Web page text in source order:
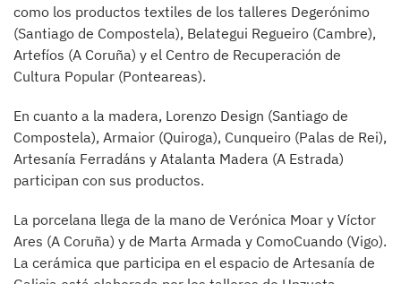
como los productos textiles de los talleres Degerónimo
(Santiago de Compostela), Belategui Regueiro (Cambre),
Artefíos (A Coruña) y el Centro de Recuperación de
Cultura Popular (Ponteareas).
En cuanto a la madera, Lorenzo Design (Santiago de
Compostela), Armaior (Quiroga), Cunqueiro (Palas de Rei),
Artesanía Ferradáns y Atalanta Madera (A Estrada)
participan con sus productos.
La porcelana llega de la mano de Verónica Moar y Víctor
Ares (A Coruña) y de Marta Armada y ComoCuando (Vigo).
La cerámica que participa en el espacio de Artesanía de